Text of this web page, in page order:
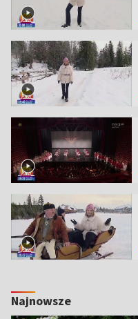
Najnowsze